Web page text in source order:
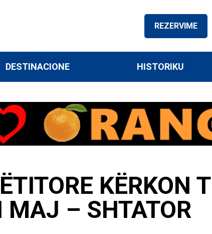
REZERVIME
DESTINACIONE HISTORIKU
KËRKON
MAJ – SHTATOR